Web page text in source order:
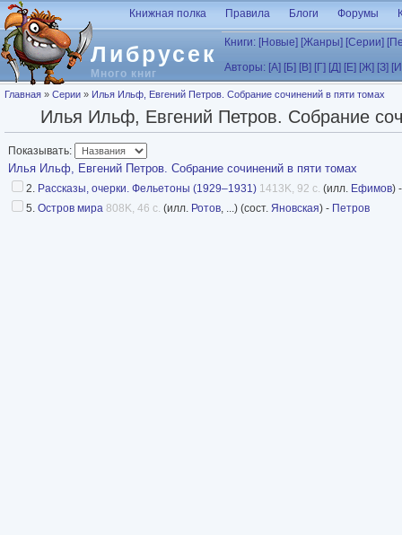
Перейти к основному содержанию
Либрусек
Много книг
Книжная полка Правила Блоги Форумы
Книги: [Новые] [Жанры] [Серии]
Авторы: [А] [Б] [В] [Г] [Д] [Е] [Ж] [З]
Вы здесь
Главная » Серии » Илья Ильф, Евгений Петров. Собрание сочинений в пяти томах
Илья Ильф, Евгений Петров. Собрание
Показывать:
Илья Ильф, Евгений Петров. Собрание сочинений в пяти томах
2. Рассказы, очерки. Фельетоны (1929–1931) 1413K, 92 с. (илл. Ефимов)
5. Остров мира 808K, 46 с. (илл. Ротов, ...) (сост. Яновская) - Петров